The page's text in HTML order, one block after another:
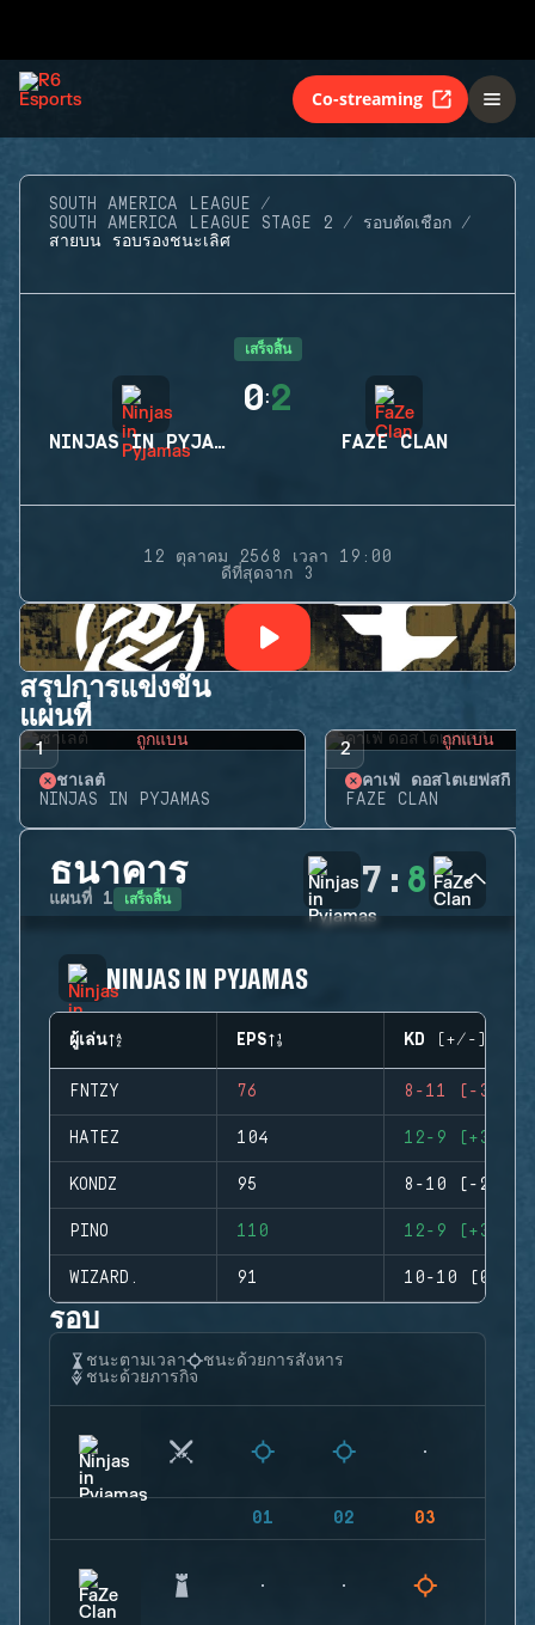
Co-streaming
SOUTH AMERICA LEAGUE
SOUTH AMERICA LEAGUE STAGE 2
รอบตัดเชือก
สายบน รอบรองชนะเลิศ
เสร็จสิ้น
NINJAS IN PYJAMAS
0:2
FAZE CLAN
12 ตุลาคม 2568 เวลา 19:00
ดีที่สุดจาก 3
สรุปการแข่งขัน
แผนที่
1 ถูกแบน
ชาเลต์
NINJAS IN PYJAMAS
2 ถูกแบน
คาเฟ่ ดอสโตเยฟสกี้
FAZE CLAN
ธนาคาร
แผนที่ 1 เสร็จสิ้น 7 : 8
NINJAS IN PYJAMAS
ผู้เล่น EPS KD (+/-)
FNTZY 76 8-11 (-3)
HATEZ 104 12-9 (+3)
KONDZ 95 8-10 (-2)
PINO 110 12-9 (+3)
WIZARD. 91 10-10 (0)
รอบ
ชนะตามเวลา
ชนะด้วยการสังหาร
ชนะด้วยภารกิจ
01 02 03